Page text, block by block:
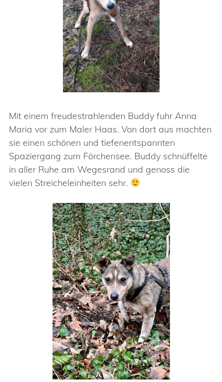
Mit einem freudestrahlenden Buddy fuhr Anna
Maria vor zum Maler Haas. Von dort aus machten
sie einen schönen und tiefenentspannten
Spaziergang zum Förchensee. Buddy schnüffelte
in aller Ruhe am Wegesrand und genoss die
vielen Streicheleinheiten sehr.